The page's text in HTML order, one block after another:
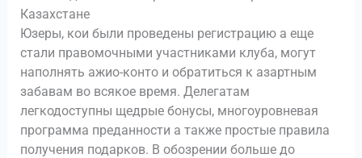
Казахстане
Юзеры, кои были проведены регистрацию а еще
стали правомочными участниками клуба, могут
наполнять ажио-конто и обратиться к азартным
забавам во всякое время. Делегатам
легкодоступны щедрые бонусы, многоуровневая
программа преданности а также простые правила
получения подарков. В обозрении больше до